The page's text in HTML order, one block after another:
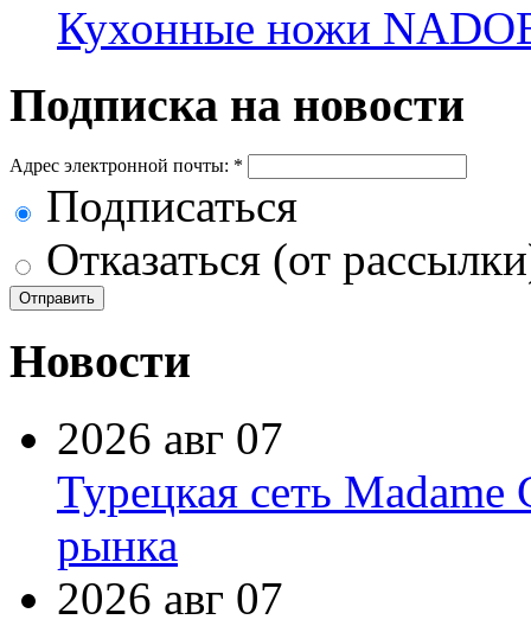
Кухонные ножи
Подписка на новости
Адрес электронной почты: *
Подписаться
Отказаться (от
Новости
2026 авг 07
Турецкая сеть Madame
рынка
2026 авг 07